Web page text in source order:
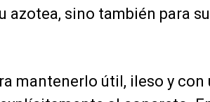
azotea, sino también para
mantenerlo útil, ileso y con